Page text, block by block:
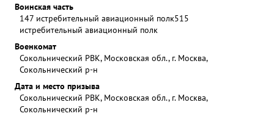
Воинская часть
147 истребительный авиационный полк515
истребительный авиационный полк
Военкомат
Сокольнический РВК, Московская обл., г. Москва,
Сокольнический р-н
Дата и место призыва
Сокольнический РВК, Московская обл., г. Москва,
Сокольнический р-н